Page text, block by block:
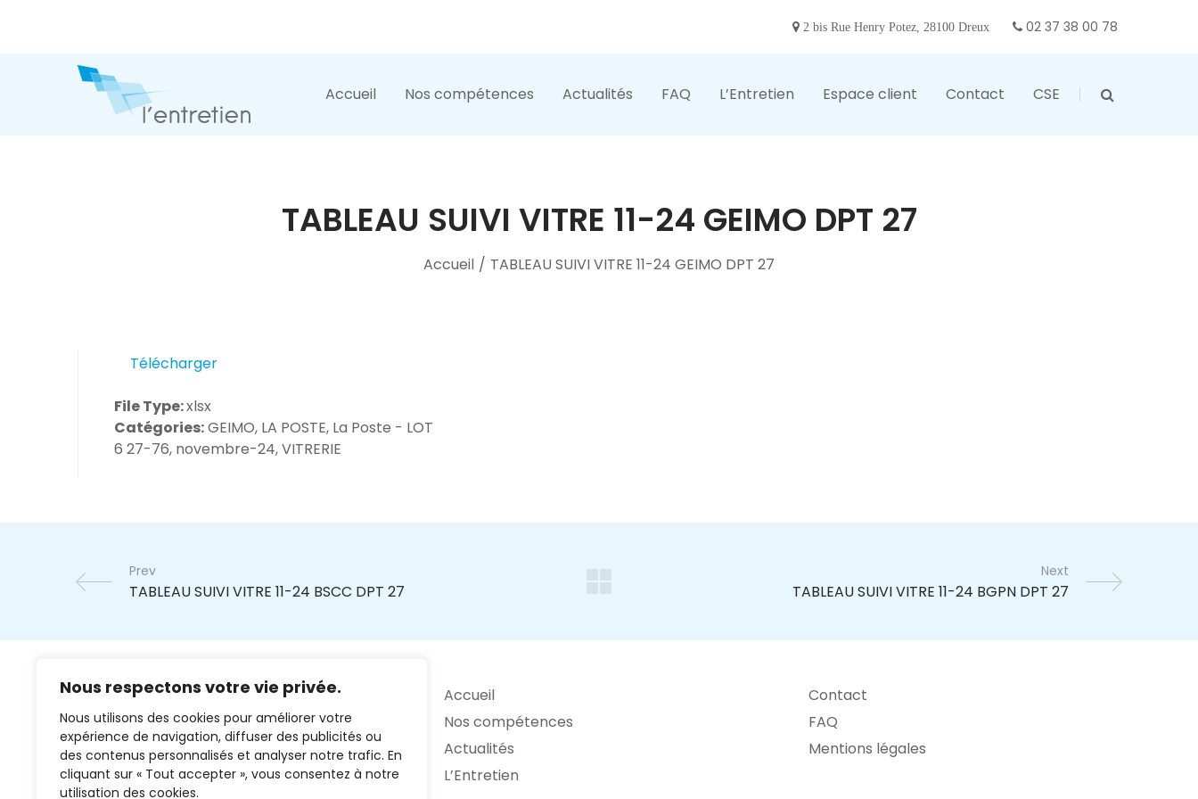
Nous respectons votre vie privée.
Nous utilisons des cookies pour améliorer votre
expérience de navigation, diffuser des publicités ou
des contenus personnalisés et analyser notre trafic. En
cliquant sur « Tout accepter », vous consentez à notre
utilisation des cookies.
2 bis Rue Henry Potez, 28100 Dreux 02 37 38 00 78
Accueil Nos compétences Actualités FAQ L’Entretien Espace client Contact CSE
TABLEAU SUIVI VITRE 11-24 GEIMO DPT 27
Accueil / TABLEAU SUIVI VITRE 11-24 GEIMO DPT 27
Télécharger
File Type:xlsx
Catégories:GEIMO, LA POSTE, La Poste - LOT
6 27-76, novembre-24, VITRERIE
Prev Next
02 37 38 00 78
Accueil
Nos compétences
Actualités
L’Entretien
Contact
FAQ
Mentions légales